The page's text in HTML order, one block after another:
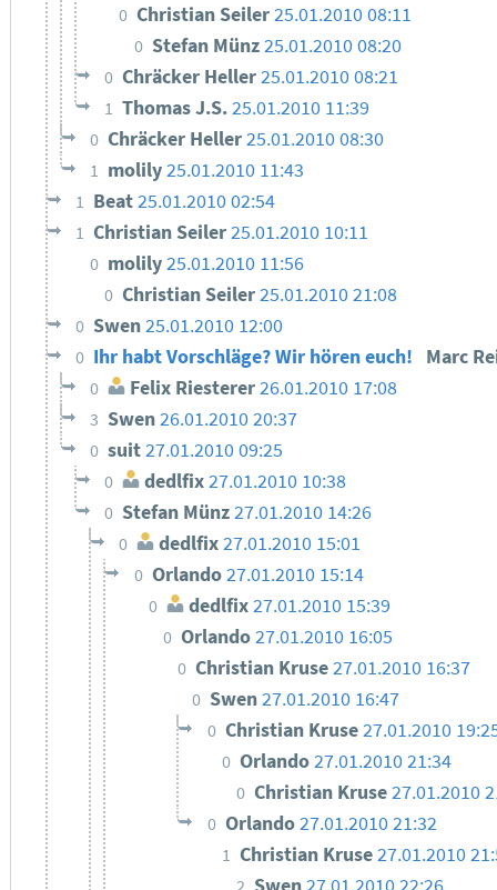
0 Christian Seiler25.01.2010 08:11
0 Stefan Münz25.01.2010 08:20
0 Chräcker Heller25.01.2010 08:21
1 Thomas J.S.25.01.2010 11:39
0 Chräcker Heller25.01.2010 08:30
1 molily25.01.2010 11:43
1 Beat25.01.2010 02:54
1 Christian Seiler25.01.2010 10:11
0 molily25.01.2010 11:56
0 Christian Seiler25.01.2010 21:08
0 Swen25.01.2010 12:00
0 Ihr habt Vorschläge? Wir hören euch! Marc
0 Felix Riesterer26.01.2010 17:08
3 Swen26.01.2010 20:37
0 suit27.01.2010 09:25
0 dedlfix27.01.2010 10:38
0 Stefan Münz27.01.2010 14:26
0 dedlfix27.01.2010 15:01
0 Orlando27.01.2010 15:14
0 dedlfix 27.01.2010 15:39
0 Orlando27.01.2010 16:05
0 Christian Kruse27.01.2010 16:37
0 Swen27.01.2010 16:47
0 Christian Kruse27.01.2010
0 Orlando27.01.2010 21:34
0 Christian Kruse27.01.2010
0 Orlando27.01.2010 21:32
1 Christian Kruse27.01.2010
2